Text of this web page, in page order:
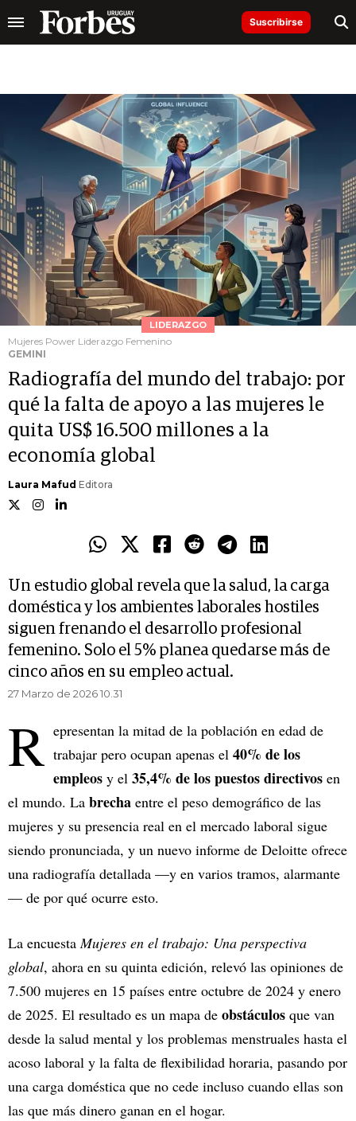
Suscribirse
LIDERAZGO
Mujeres Power Liderazgo Femenino
GEMINI
Radiografía del mundo del trabajo: por
qué la falta de apoyo a las mujeres le
quita US$ 16.500 millones a la
economía global
Laura Mafud Editora
Un estudio global revela que la salud, la carga
doméstica y los ambientes laborales hostiles
siguen frenando el desarrollo profesional
femenino. Solo el 5% planea quedarse más de
cinco años en su empleo actual.
27 Marzo de 2026 10.31
R epresentan la mitad de la población en edad de
trabajar pero ocupan apenas el 40% de los
empleos y el 35,4% de los puestos directivos en
el mundo. La brecha entre el peso demográfico de las
mujeres y su presencia real en el mercado laboral sigue
siendo pronunciada, y un nuevo informe de Deloitte ofrece
una radiografía detallada —y en varios tramos, alarmante
— de por qué ocurre esto.
La encuestaMujeres en el trabajo: Una perspectiva
global, ahora en su quinta edición, relevó las opiniones de
7.500 mujeres en 15 países entre octubre de 2024 y enero
de 2025. El resultado es un mapa de obstáculos que van
desde la salud mental y los problemas menstruales hasta el
acoso laboral y la falta de flexibilidad horaria, pasando por
una carga doméstica que no cede incluso cuando ellas son
las que más dinero ganan en el hogar.